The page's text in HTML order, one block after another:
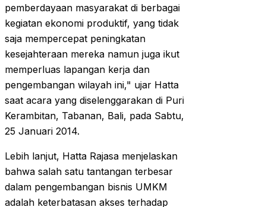
pemberdayaan masyarakat di berbagai
kegiatan ekonomi produktif, yang tidak
saja mempercepat peningkatan
kesejahteraan mereka namun juga ikut
memperluas lapangan kerja dan
pengembangan wilayah ini," ujar Hatta
saat acara yang diselenggarakan di Puri
Kerambitan, Tabanan, Bali, pada Sabtu,
25 Januari 2014.
Lebih lanjut, Hatta Rajasa menjelaskan
bahwa salah satu tantangan terbesar
dalam pengembangan bisnis UMKM
adalah keterbatasan akses terhadap